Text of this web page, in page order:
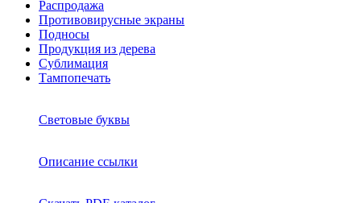
Распродажа
Противовирусные экраны
Подносы
Продукция из дерева
Сублимация
Тампопечать
Световые буквы
Описание ссылки